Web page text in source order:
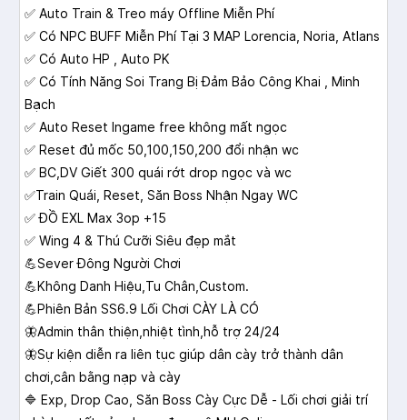
✅ Auto Train & Treo máy Offline Miễn Phí
✅ Có NPC BUFF Miễn Phí Tại 3 MAP Lorencia, Noria, Atlans
✅ Có Auto HP , Auto PK
✅ Có Tính Năng Soi Trang Bị Đảm Bảo Công Khai , Minh
Bạch
✅ Auto Reset Ingame free không mất ngọc
✅ Reset đủ mốc 50,100,150,200 đổi nhận wc
✅ BC,DV Giết 300 quái rớt drop ngọc và wc
✅Train Quái, Reset, Săn Boss Nhận Ngay WC
✅ ĐỒ EXL Max 3op +15
✅ Wing 4 & Thú Cưỡi Siêu đẹp mắt
💪Sever Đông Người Chơi
💪Không Danh Hiệu,Tu Chân,Custom.
💪Phiên Bản SS6.9 Lối Chơi CÀY LÀ CÓ
🦋Admin thân thiện,nhiệt tình,hỗ trợ 24/24
🦋Sự kiện diễn ra liên tục giúp dân cày trở thành dân
chơi,cân bằng nạp và cày
🔷 Exp, Drop Cao, Săn Boss Cày Cực Dễ - Lối chơi giải trí